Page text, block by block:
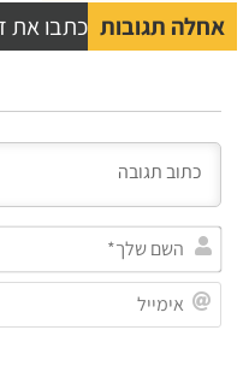
אחלה תגובות כתבו את